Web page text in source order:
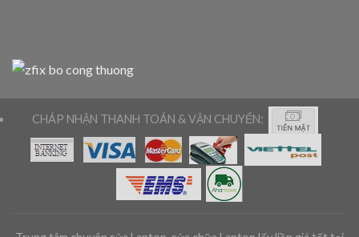
CHÁP NHẬN THANH TOÁN & VẬN CHUYỂN: